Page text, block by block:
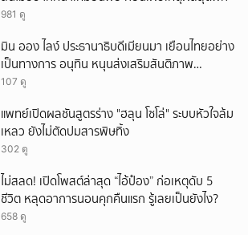
981 ดู
มิน ออง ไลง์ ประธานาธิบดีเมียนมา เยือนไทยอย่าง
เป็นทางการ อนุทิน หนุนส่งเสริมสันติภาพ
เสถียรภาพชายแดน
107 ดู
แพทย์เปิดผลชันสูตรร่าง "ฮลุน โซโล่" ระบบหัวใจล้ม
เหลว ยังไม่ตัดปมสารพิษทิ้ง
302 ดู
ไม่สลด! เปิดโพสต์ล่าสุด “ไอ้ป๋อง” ก่อเหตุดับ 5
ชีวิต หลุดอาการนอนคุกคืนแรก รู้เลยเป็นยังไง?
658 ดู